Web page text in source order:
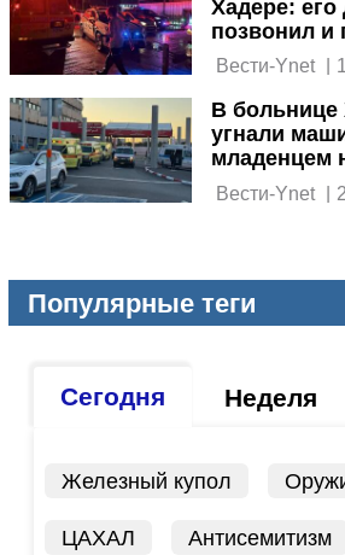
Хадере: его
позвонил и
убийстве
Вести-Ynet |
В
угнали
младенцем
сиденье
Вести-Ynet |
Популярные теги
Сегодня Неделя
Железный купол
ЦАХАЛ Антисемитизм